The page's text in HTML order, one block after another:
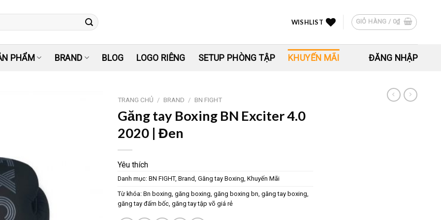
WISHLIST GIỎ HÀNG / 0₫
PHẨM BRAND BLOG LOGO RIÊNG SETUP PHÒNG TẬP KHUYẾN MÃI ĐĂNG NHẬP
TRANG CHỦ / BRAND / BN FIGHT
Găng tay Boxing BN Exciter 4.0
2020 | Đen
Yêu thích
Danh mục: BN FIGHT, Brand Găng tay Boxing Khuyến Mãi
Từ khóa: Bn boxing găng boxing găng boxing bn găng tay boxing
găng tay đấm bốc găng tay tập võ giá rẻ